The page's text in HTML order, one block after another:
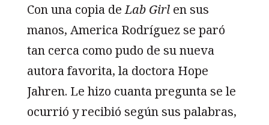
Con una copia deLab Girl en sus
manos, America Rodríguez se paró
tan cerca como pudo de su nueva
autora favorita, la doctora Hope
Jahren. Le hizo cuanta pregunta se le
ocurrió y recibió según sus palabras,